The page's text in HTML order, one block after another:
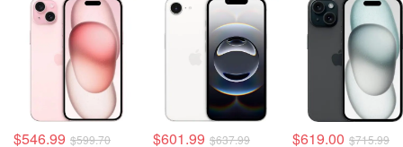
$546.99 $599.70 $601.99 $637.99 $619.00 $715.99